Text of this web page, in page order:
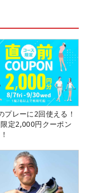
プレーに2回使える！
定2,000円クーポン